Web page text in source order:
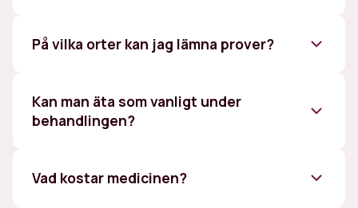
På vilka orter kan jag lämna prover?
Göteborg, Malmö, Uppsala, Västerås, Örebro,
Kan man äta som vanligt under
behandlingen?
Vad kostar medicinen?